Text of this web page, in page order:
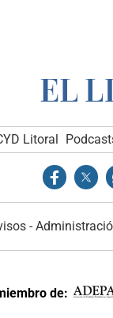
Litoral
-
de: